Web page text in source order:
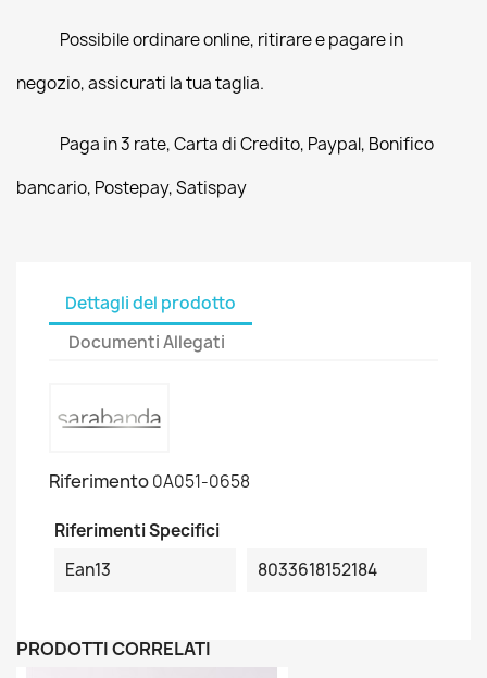
Possibile ordinare online, ritirare e pagare in
negozio, assicurati la tua taglia.
Paga in 3 rate, Carta di Credito, Paypal, Bonifico
bancario, Postepay, Satispay
Dettagli del prodotto
Documenti Allegati
Riferimento0A051-0658
Riferimenti Specifici
Ean13
8033618152184
PRODOTTI CORRELATI